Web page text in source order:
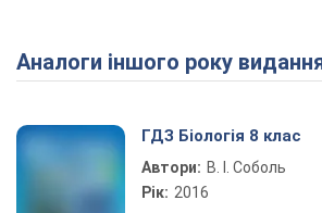
Play
Аналоги іншого року
ГДЗ Біологія 8 клас
Автори: В. І. Соболь
Рік: 2016